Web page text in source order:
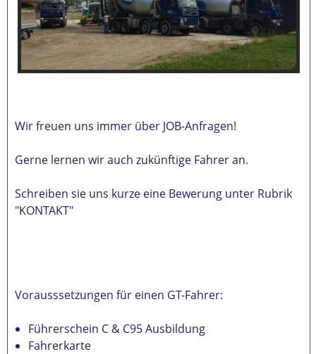
Wir freuen uns immer über JOB-Anfragen!
Gerne lernen wir auch zukünftige Fahrer an.
Schreiben sie uns kurze eine Bewerung unter Rubrik
"KONTAKT"
Vorausssetzungen für einen GT-Fahrer:
Führerschein C & C95 Ausbildung
Fahrerkarte